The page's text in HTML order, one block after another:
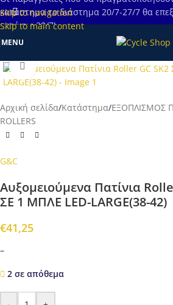
Skip to navigation
Skip to main content
κατάστημα το διάστημα 20/7-27/7 θα
μετά τις 28/7!
MENU
Προβολή
Αρχική σελίδα/Κατάστημα/ΕΞΟΠΛΙΣΜΟΣ
ROLLERS
G&C
Αυξομειούμενα Πατίνια
ΣΕ 1 ΜΠΛΕ LED-LARGE(38-42)
€41,25
–
2 σε απόθεμα